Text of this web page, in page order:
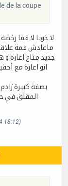
de la coupe
ماعادش فمة
جديد متاع اعارة
انو اعارة مع
بصفة كبيرة
المقلق في
18:12)